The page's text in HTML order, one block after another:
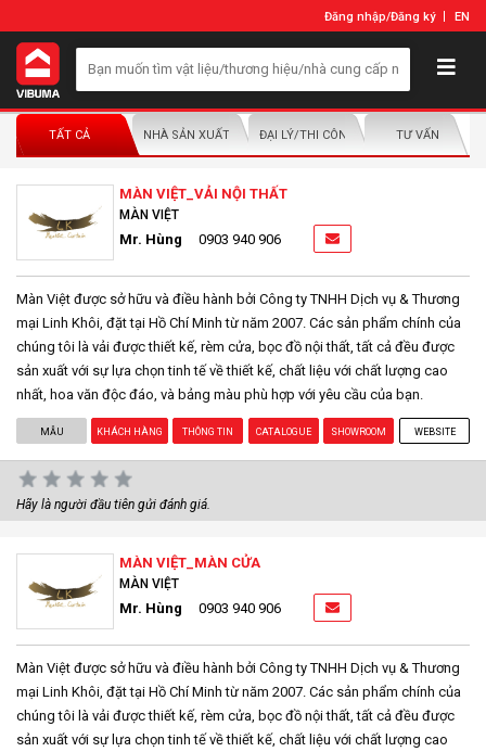
Đăng nhập/Đăng ký EN
TẤT CẢ NHÀ SẢN XUẤT/NHÀ PHÂN PHỐIĐẠI LÝ/THI CÔNG LẮP ĐẶTTƯ VẤN
MÀN VIỆT_VẢI NỘI THẤT
MÀN VIỆT
Mr. Hùng 0903 940 906
Màn Việt được sở hữu và điều hành bởi Công ty TNHH Dịch vụ & Thương
mại Linh Khôi, đặt tại Hồ Chí Minh từ năm 2007. Các sản phẩm chính của
chúng tôi là vải được thiết kế, rèm cửa, bọc đồ nội thất, tất cả đều được
sản xuất với sự lựa chọn tinh tế về thiết kế, chất liệu với chất lượng cao
nhất, hoa văn độc đáo, và bảng màu phù hợp với yêu cầu của bạn.
MẪU KHÁCH HÀNG THÔNG TIN CATALOGUE SHOWROOM WEBSITE
Hãy là người đầu tiên gửi đánh giá.
MÀN VIỆT_MÀN CỬA
MÀN VIỆT
Mr. Hùng 0903 940 906
Màn Việt được sở hữu và điều hành bởi Công ty TNHH Dịch vụ & Thương
mại Linh Khôi, đặt tại Hồ Chí Minh từ năm 2007. Các sản phẩm chính của
chúng tôi là vải được thiết kế, rèm cửa, bọc đồ nội thất, tất cả đều được
sản xuất với sự lựa chọn tinh tế về thiết kế, chất liệu với chất lượng cao